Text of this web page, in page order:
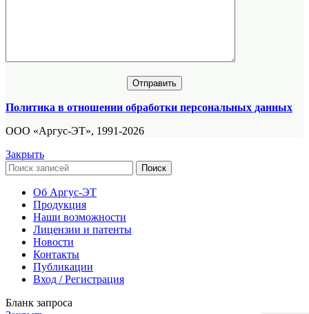
Политика в отношении обработки персональных данных
ООО «Аргус-ЭТ», 1991-2026
Закрыть
Поиск
Об Аргус-ЭТ
Продукция
Наши возможности
Лицензии и патенты
Новости
Контакты
Публикации
Вход / Регистрация
Бланк запроса